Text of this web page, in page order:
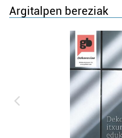
Argitalpen bereziak